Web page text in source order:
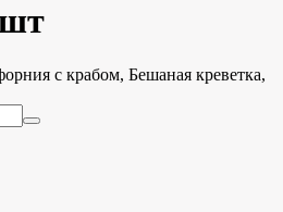
с крабом, Бешаная креветка,